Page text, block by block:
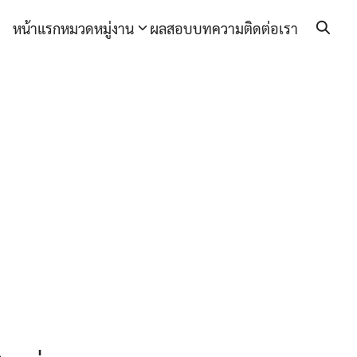
หน้าแรกหมวดหมู่งาน ผลสอบบทความติดต่อเรา